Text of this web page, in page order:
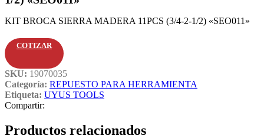
KIT BROCA SIERRA MADERA 11PCS (3/4-2-1/2) «SEO011»
COTIZAR
SKU: 19070035
Categoría: REPUESTO PARA HERRAMIENTA
Etiqueta: UYUS TOOLS
Compartir:
Productos relacionados